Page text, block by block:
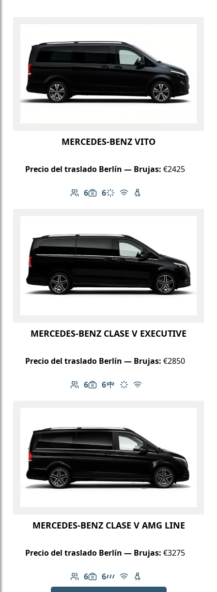
MERCEDES-BENZ VITO
Precio del traslado Berlín — Brujas: €2425
6
Número de pasajeros: 6
6
Capacidad de equipaje: 6
Aire acondicionado
Wi-Fi gratuito
Asiento infantil
MERCEDES-BENZ CLASE V EXECUTIVE
Precio del traslado Berlín — Brujas: €2850
6
Número de pasajeros: 6
6
Capacidad de equipaje: 6
Mesa en el vehículo
Aire acondicionado
Wi-Fi gratuito
MERCEDES-BENZ CLASE V AMG LINE
Precio del traslado Berlín — Brujas: €3275
6
Número de pasajeros: 6
6
Capacidad de equipaje: 6
Línea AMG
Wi-Fi gratuito
Asiento infantil